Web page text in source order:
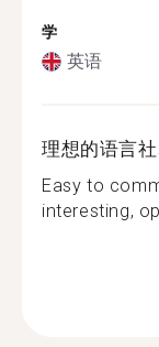
学
英语
理想的语言
Easy to
interesting,